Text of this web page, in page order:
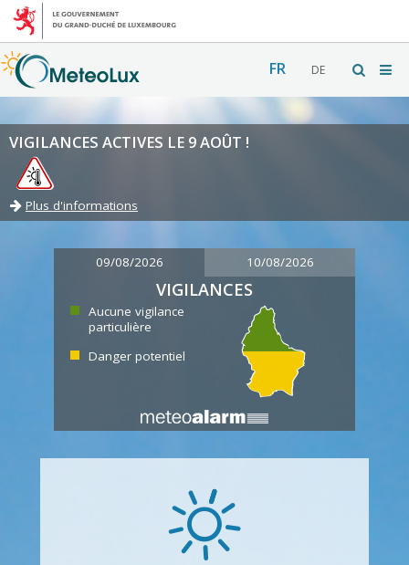
FR DE
VIGILANCES ACTIVES LE 9 AOÛT !
Plus d'informations
09/08/2026 10/08/2026
VIGILANCES
Aucune vigilance
particulière
Danger potentiel